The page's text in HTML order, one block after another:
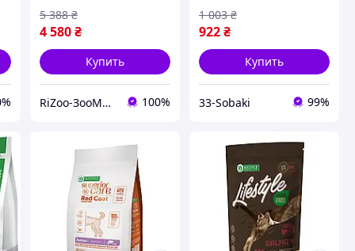
4 580 ₴
5 388 ₴
Купить
RiZoo-ЗооМаркет 100%
922₴
1 003 ₴
Купить
33-Sobaki 99%